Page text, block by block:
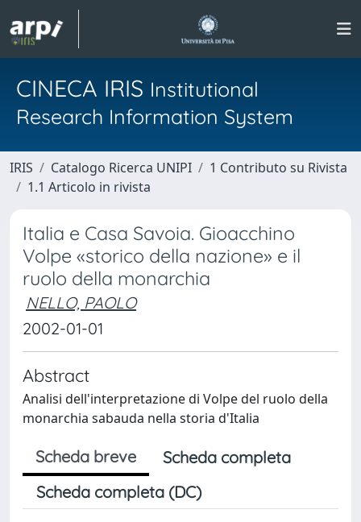
CINECA IRIS Institutional
Research Information System
IRIS Catalogo Ricerca UNIPI
1 Contributo su Rivista
1.1 Articolo in rivista
Italia e Casa Savoia. Gioacchino
Volpe «storico della nazione» e il
ruolo della monarchia
NELLO, PAOLO
2002-01-01
Abstract
Analisi dell'interpretazione di Volpe del ruolo della
monarchia sabauda nella storia d'Italia
Scheda breve
Scheda completa
Scheda completa (DC)